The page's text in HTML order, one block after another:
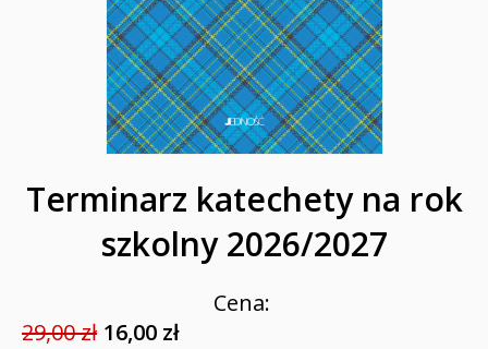
Terminarz katechety na rok
szkolny 2026/2027
Cena:
29,00 zł 16,00 zł